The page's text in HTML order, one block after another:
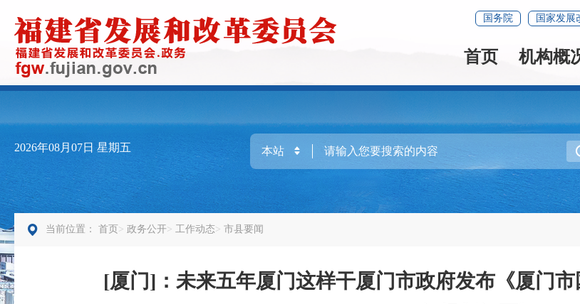
国务院 国家发展
首页 机构概
2026年08月07日 星期五
当前位置： 首页 政务公开 工作动态 市县要闻
[厦门]：未来五年厦门这样干厦门市政府发布《厦门